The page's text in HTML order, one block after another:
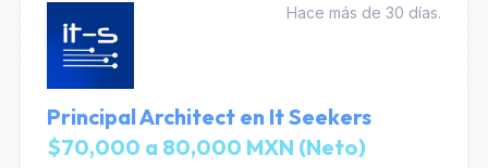
Hace más de 30 días.
Principal Architect en It Seekers
$70,000 a 80,000 MXN (Neto)